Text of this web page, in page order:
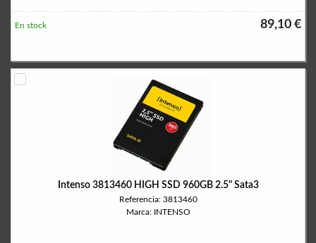
89,10 €
En stock
Intenso 3813460 HIGH SSD 960GB 2.5" Sata3
Referencia: 3813460
Marca: INTENSO